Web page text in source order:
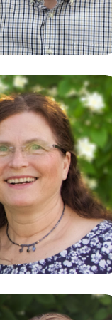
Buchhaltung | Lizenzen
Monika Georg
Lager | Versand